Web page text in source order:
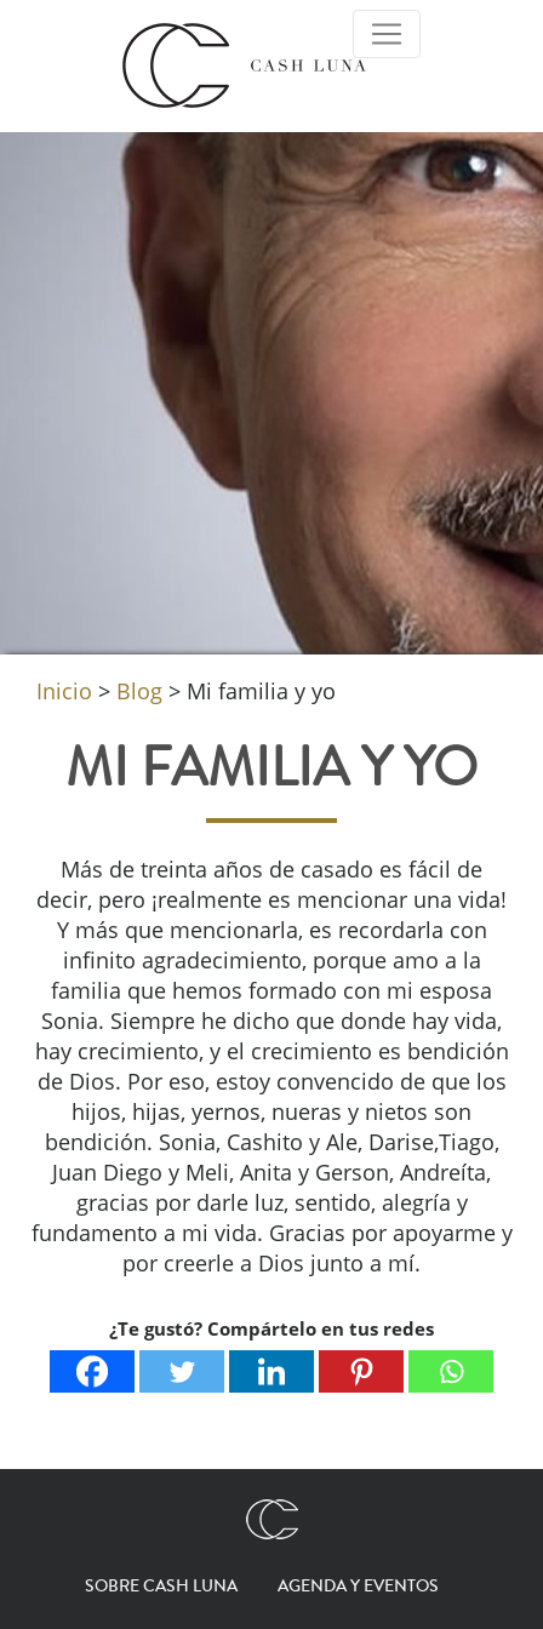
Inicio > Blog > Mi familia y yo
MI FAMILIA Y YO
Más de treinta años de casado es fácil de
decir, pero ¡realmente es mencionar una vida!
Y más que mencionarla, es recordarla con
infinito agradecimiento, porque amo a la
familia que hemos formado con mi esposa
Sonia. Siempre he dicho que donde hay vida,
hay crecimiento, y el crecimiento es bendición
de Dios. Por eso, estoy convencido de que los
hijos, hijas, yernos, nueras y nietos son
bendición. Sonia, Cashito y Ale, Darise,Tiago,
Juan Diego y Meli, Anita y Gerson, Andreíta,
gracias por darle luz, sentido, alegría y
fundamento a mi vida. Gracias por apoyarme y
por creerle a Dios junto a mí.
¿Te gustó? Compártelo en tus redes
SOBRE CASH LUNA AGENDA Y EVENTOS